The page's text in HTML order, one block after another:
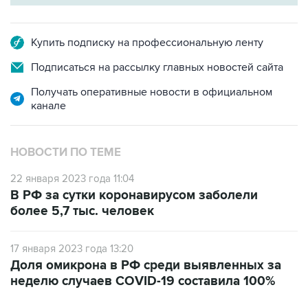
Подписаться на рассылку главных новостей сайта
Получать оперативные новости в официальном
НОВОСТИ ПО ТЕМЕ
22 января 2023 года 11:04
более 5,7 тыс. человек
17 января 2023 года 13:20
неделю случаев COVID-19 составила 100%